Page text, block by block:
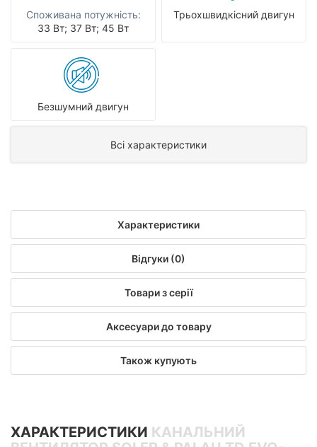
Споживана потужність:
33 Вт; 37 Вт; 45 Вт
Трьохшвидкісний двигун
Безшумний двигун
Всі характеристики
Характеристики
Відгуки (0)
Товари з серії
Аксесуари до товару
Також купують
ХАРАКТЕРИСТИКИ КАНАЛЬНИЙ